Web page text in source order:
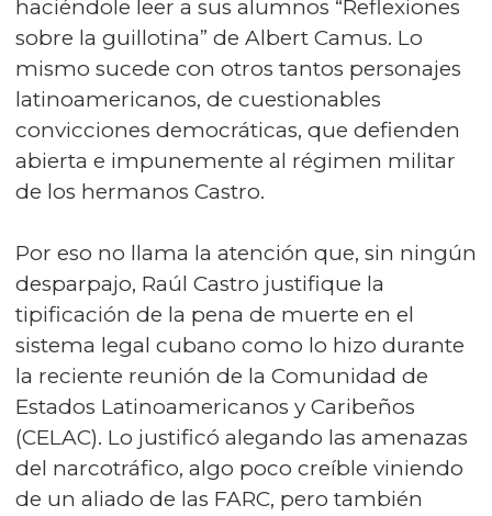
haciéndole leer a sus alumnos “Reflexiones
sobre la guillotina” de Albert Camus. Lo
mismo sucede con otros tantos personajes
latinoamericanos, de cuestionables
convicciones democráticas, que defienden
abierta e impunemente al régimen militar
de los hermanos Castro.
Por eso no llama la atención que, sin ningún
desparpajo, Raúl Castro justifique la
tipificación de la pena de muerte en el
sistema legal cubano como lo hizo durante
la reciente reunión de la Comunidad de
Estados Latinoamericanos y Caribeños
(CELAC). Lo justificó alegando las amenazas
del narcotráfico, algo poco creíble viniendo
de un aliado de las FARC, pero también